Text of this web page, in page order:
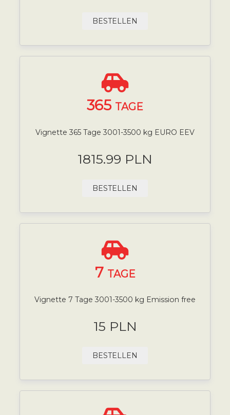
BESTELLEN
365 TAGE
Vignette 365 Tage 3001-3500 kg EURO EEV
1815.99 PLN
BESTELLEN
7 TAGE
Vignette 7 Tage 3001-3500 kg Emission free
15 PLN
BESTELLEN